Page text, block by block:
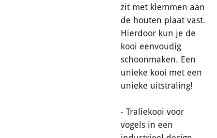
zit met klemmen aan
de houten plaat vast.
Hierdoor kun je de
kooi eenvoudig
schoonmaken. Een
unieke kooi met een
unieke uitstraling!
- Traliekooi voor
vogels in een